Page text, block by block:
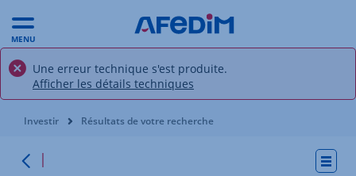
MENU
Une erreur technique s'est produite.
Afficher les détails techniques
Vous êtes ici:
Investir Résultats de votre recherche